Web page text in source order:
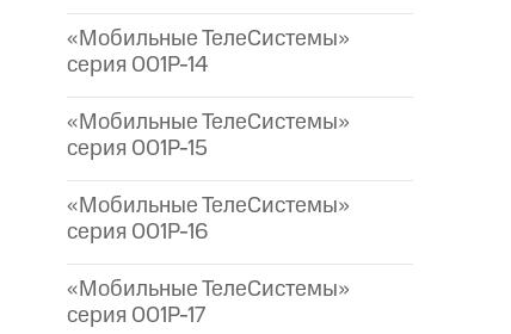
«Мобильные ТелеСистемы»
серия 001P-14
«Мобильные ТелеСистемы»
серия 001P-15
«Мобильные ТелеСистемы»
серия 001P-16
«Мобильные ТелеСистемы»
серия 001P-17